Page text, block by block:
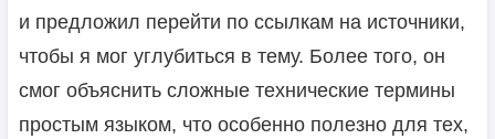
и предложил перейти по ссылкам на источники,
чтобы я мог углубиться в тему. Более того, он
смог объяснить сложные технические термины
простым языком, что особенно полезно для тех,